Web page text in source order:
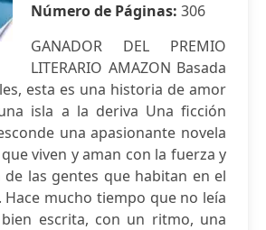
Número de Páginas: 306
GANADOR DEL PREMIO
LITERARIO AMAZON Basada
esta es una historia de amor
isla a la deriva Una ficción
una apasionante novela
viven y aman con la fuerza y
de las gentes que habitan en el
mucho tiempo que no leía
escrita, con un ritmo, una